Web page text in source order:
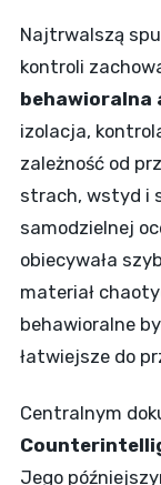
Najtrwalszą
kontroli
behawioralna
izolacja,
zależność od
strach, wstyd i
samodzielnej
obiecywała
materiał
behawioralne
łatwiejsze do
Centralnym
Jego